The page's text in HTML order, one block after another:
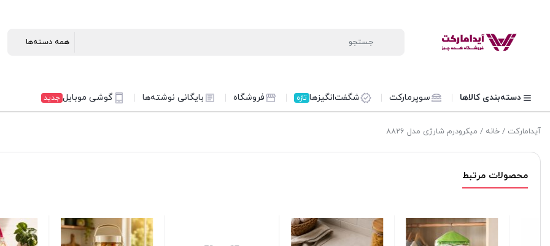
دسته‌بندی کالاها سوپرمارکت شگفت‌انگیزها تازه فروشگاه بایگانی نوشته‌ها گوشی موبایل جدید
آیدامارکت / خانه / میکرودرم شارژی مدل 8826
محصولات مرتبط